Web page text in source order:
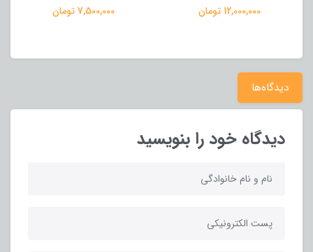
12,000,000 تومان 7,500,000 تومان
دیدگاه‌ها
دیدگاه خود را بنویسید